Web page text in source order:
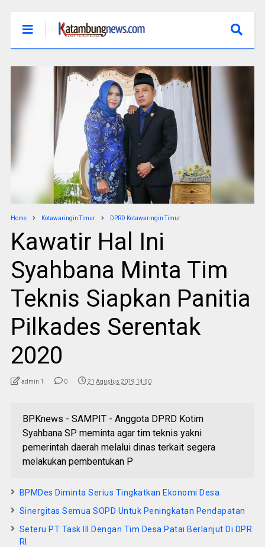
Home Kotawaringin Timur DPRD Kotawaringin Timur
Kawatir Hal Ini
Syahbana Minta Tim
Teknis Siapkan Panitia
Pilkades Serentak
2020
admin 1 0 21 Agustus 2019 14:50
BPKnews - SAMPIT - Anggota DPRD Kotim
Syahbana SP meminta agar tim teknis yakni
pemerintah daerah melalui dinas terkait segera
melakukan pembentukan P
BPMDes Diminta Serius Tingkatkan Ekonomi Desa
Sinergitas Semua SOPD Untuk Peningkatan Pendapatan
Seteru PT Task III Dengan Tim Desa Patai Berlanjut Di DPR
RI